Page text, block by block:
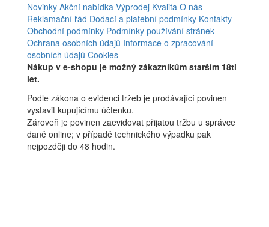
Novinky Akční nabídka Výprodej Kvalita O nás
Reklamační řád Dodací a platební podmínky Kontakty
Obchodní podmínky Podmínky používání stránek
Ochrana osobních údajů Informace o zpracování
osobních údajů Cookies
Nákup v e-shopu je možný zákazníkům starším 18ti
let.
Podle zákona o evidenci tržeb je prodávající povinen
vystavit kupujícímu účtenku.
Zároveň je povinen zaevidovat přijatou tržbu u správce
daně online; v případě technického výpadku pak
nejpozději do 48 hodin.